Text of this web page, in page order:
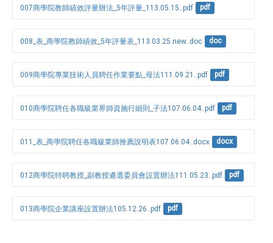
007商學院教師績效評量辦法_5年評量_113.05.15..pdf pdf
008_表_商學院教師績效_5年評量表_113.03.25.new..doc doc
009商學院專業技術人員聘任作業要點_母法111.09.21..pdf pdf
010商學院聘任各職級業界師資施行細則_子法107.06.04..pdf pdf
011_表_商學院聘任各職級業師推薦說明表107.06.04..docx docx
012商學院特聘教授_副教授遴選委員會設置辦法111.05.23..pdf pdf
013商學院企業講座設置辦法105.12.26..pdf pdf